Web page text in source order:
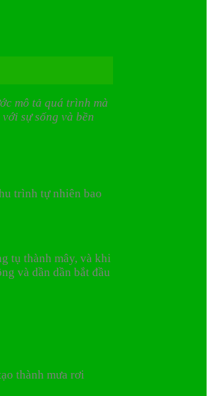
mô tả quá trình mà
sự sống và bền
trình tự nhiên bao
tụ thành mây, và khi
và dần dần bắt đầu
thành mưa rơi